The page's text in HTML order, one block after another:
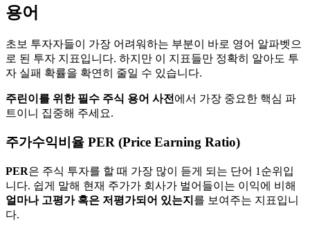
용어
초보 투자자들이 가장 어려워하는 부분이 바로 영어 알파벳으
로 된 투자 지표입니다. 하지만 이 지표들만 정확히 알아도 투
자 실패 확률을 확연히 줄일 수 있습니다.
주린이를 위한 필수 주식 용어 사전 에서 가장 중요한 핵심 파
트이니 집중해 주세요.
주가수익비율 PER (Price Earning Ratio)
PER은 주식 투자를 할 때 가장 많이 듣게 되는 단어 1순위입
니다. 쉽게 말해 현재 주가가 회사가 벌어들이는 이익에 비해
얼마나 고평가 혹은 저평가되어 있는지 를 보여주는 지표입니
다.